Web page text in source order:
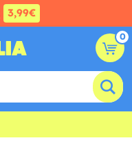
3,99€
0